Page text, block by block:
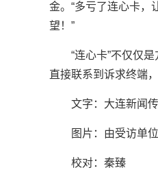
金。“多亏了连心卡，
望！”
“连心卡”不仅仅
直接联系到诉求终端
文字：大连新闻
图片：由受访单
校对：秦臻